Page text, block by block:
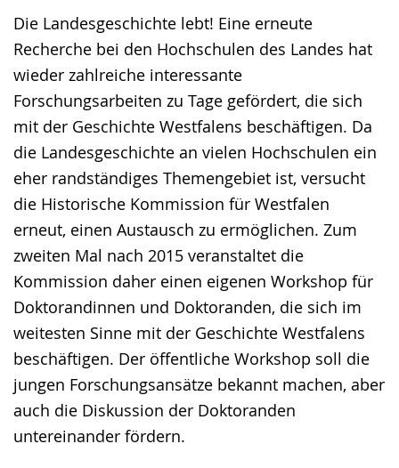
Die Landesgeschichte lebt! Eine erneute
Recherche bei den Hochschulen des Landes hat
wieder zahlreiche interessante
Forschungsarbeiten zu Tage gefördert, die sich
mit der Geschichte Westfalens beschäftigen. Da
die Landesgeschichte an vielen Hochschulen ein
eher randständiges Themengebiet ist, versucht
die Historische Kommission für Westfalen
erneut, einen Austausch zu ermöglichen. Zum
zweiten Mal nach 2015 veranstaltet die
Kommission daher einen eigenen Workshop für
Doktorandinnen und Doktoranden, die sich im
weitesten Sinne mit der Geschichte Westfalens
beschäftigen. Der öffentliche Workshop soll die
jungen Forschungsansätze bekannt machen, aber
auch die Diskussion der Doktoranden
untereinander fördern.